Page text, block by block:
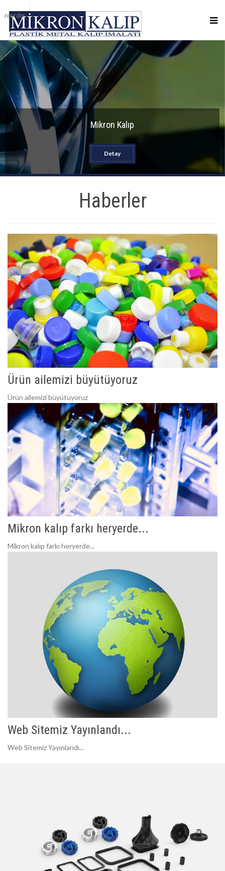
reorder
Mikron Kalıp
Detay
Haberler
Ürün ailemizi büyütüyoruz
Ürün ailemizi büyütüyoruz
Mikron kalıp farkı heryerde...
Mikron kalıp farkı heryerde...
Web Sitemiz Yayınlandı...
Web Sitemiz Yayınlandı...